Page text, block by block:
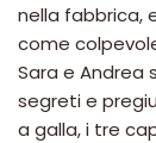
nella fabbrica,
come
Sara e Andrea
segreti e
a galla, i tre